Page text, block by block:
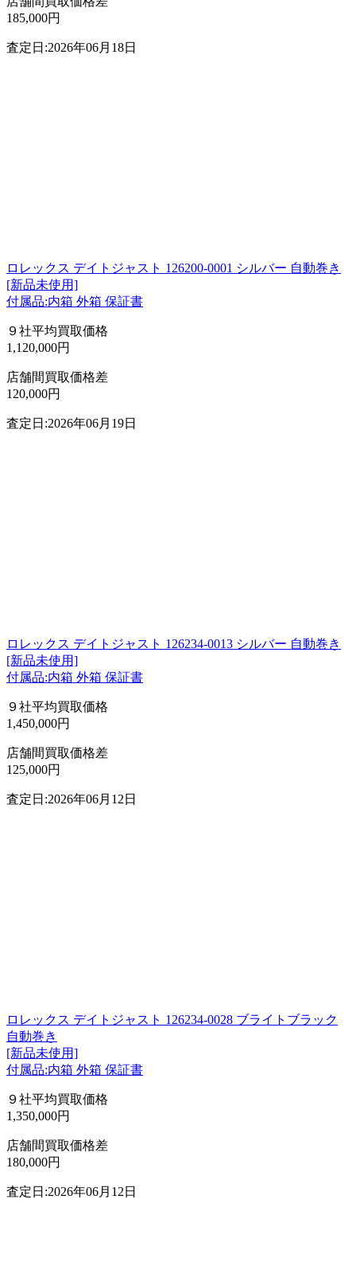
185,000円
査定日:2026年06月18日
ロレックス デイトジャスト 126200-0001 シルバー 自動巻き
[新品未使用]
付属品:内箱 外箱 保証書
９社平均買取価格
1,120,000円
店舗間買取価格差
120,000円
査定日:2026年06月19日
ロレックス デイトジャスト 126234-0013 シルバー 自動巻き
[新品未使用]
付属品:内箱 外箱 保証書
９社平均買取価格
1,450,000円
店舗間買取価格差
125,000円
査定日:2026年06月12日
ロレックス デイトジャスト 126234-0028 ブライトブラック
自動巻き
[新品未使用]
付属品:内箱 外箱 保証書
９社平均買取価格
1,350,000円
店舗間買取価格差
180,000円
査定日:2026年06月12日